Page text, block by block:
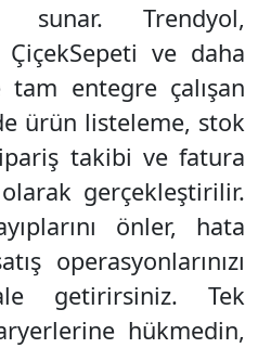
sunar. Trendyol,
ve daha
entegre çalışan
ürün listeleme, stok
takibi ve fatura
gerçekleştirilir.
önler, hata
operasyonlarınızı
getirirsiniz. Tek
hükmedin,